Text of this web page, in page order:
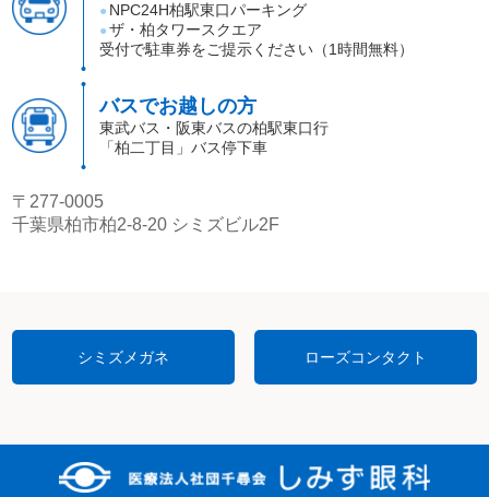
● NPC24H柏駅東口パーキング
● ザ・柏タワースクエア
受付で駐車券をご提示ください（1時間無料）
バスでお越しの方
東武バス・阪東バスの柏駅東口行
「柏二丁目」バス停下車
〒277-0005
千葉県柏市柏2-8-20 シミズビル2F
シミズメガネ ローズコンタクト